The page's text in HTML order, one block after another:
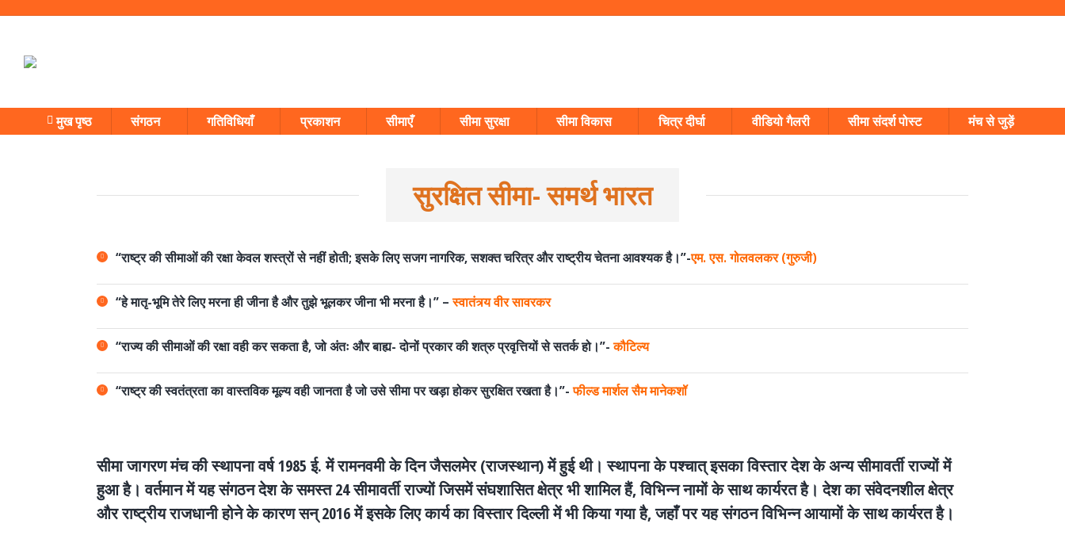
मुख पृष्ठ संगठन गतिविधियाँ प्रकाशन सीमाएँ सीमा सुरक्षा सीमा विकास चित्र दीर्घा वीडियो गैलरी सीमा संदर्श पोस्ट मंच से जुड़ें
सुरक्षित सीमा- समर्थ भारत
“राष्ट्र की सीमाओं की रक्षा केवल शस्त्रों से नहीं होती; इसके लिए सजग नागरिक, सशक्त चरित्र और राष्ट्रीय चेतना आवश्यक है।”-एम. एस. गोलवलकर (गुरुजी)
“हे मातृ-भूमि तेरे लिए मरना ही जीना है और तुझे भूलकर जीना भी मरना है।” –स्वातंत्र्य वीर सावरकर
“राज्य की सीमाओं की रक्षा वही कर सकता है, जो अंतः और बाह्य- दोनों प्रकार की शत्रु प्रवृत्तियों से सतर्क हो।”-कौटिल्य
“राष्ट्र की स्वतंत्रता का वास्तविक मूल्य वही जानता है जो उसे सीमा पर खड़ा होकर सुरक्षित रखता है।”-फील्ड मार्शल सैम मानेकशॉ
सीमा जागरण मंच की स्थापना वर्ष 1985 ई. में रामनवमी के दिन जैसलमेर (राजस्थान) में हुई थी। स्थापना के पश्चात् इसका विस्तार देश के अन्य सीमावर्ती राज्यों में
हुआ है। वर्तमान में यह संगठन देश के समस्त 24 सीमावर्ती राज्यों जिसमें संघशासित क्षेत्र भी शामिल हैं, विभिन्न नामों के साथ कार्यरत है। देश का संवेदनशील क्षेत्र
और राष्ट्रीय राजधानी होने के कारण सन् 2016 में इसके लिए कार्य का विस्तार दिल्ली में भी किया गया है, जहाँ पर यह संगठन विभिन्न आयामों के साथ कार्यरत है।